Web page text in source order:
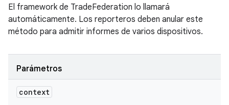
El framework de TradeFederation lo llamará
automáticamente. Los reporteros deben anular este
método para admitir informes de varios dispositivos.
Parámetros
context